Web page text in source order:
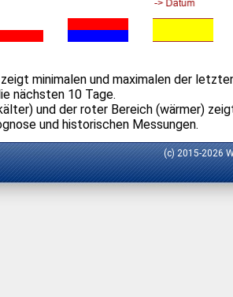
minimalen und maximalen der
nächsten 10 Tage.
und der roter Bereich (wärmer)
und historischen Messungen.
(c) 2015-2026